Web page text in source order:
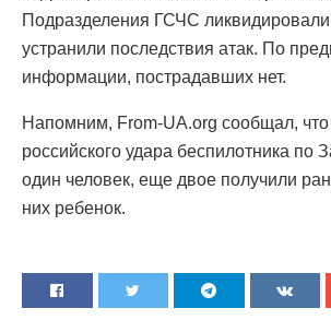
Подразделения ГСЧС
устранили последствия атак. По
информации, пострадавших нет.
Напомним, From-UA.org сообщал, что
российского удара беспилотника по
один человек, еще двое получили
них ребенок.